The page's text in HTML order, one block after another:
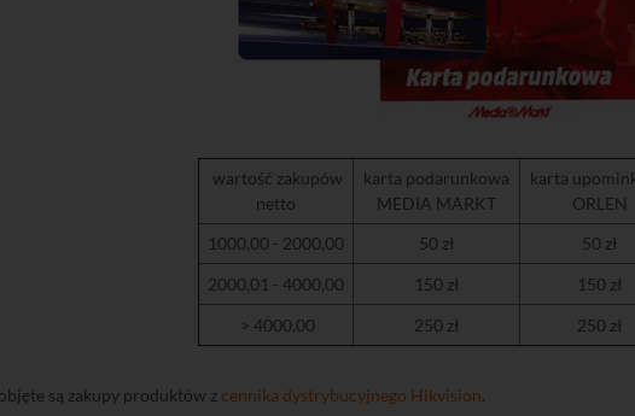
wartość zakupów
netto
karta podarunkowa
MEDIA MARKT
karta
ORLEN
1000,00 - 2000,00
50 zł
50 zł
2000,01 - 4000,00
150 zł
150 zł
> 4000,00
250 zł 250 zł
są zakupy produktów z cennika dystrybucyjnego Hikvision.